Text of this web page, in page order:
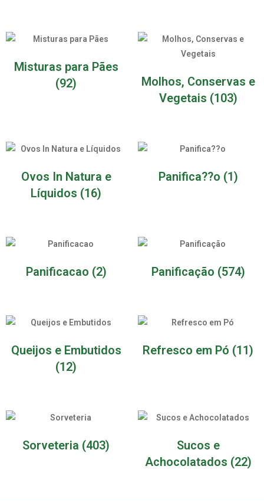
Misturas para Pães
(92)
Molhos, Conservas e
Vegetais (103)
Ovos In Natura e
Líquidos (16)
Panifica??o (1)
Panificacao (2) Panificação (574)
Queijos e Embutidos
(12)
Refresco em Pó (11)
Sorveteria (403)
Sucos e
Achocolatados (22)